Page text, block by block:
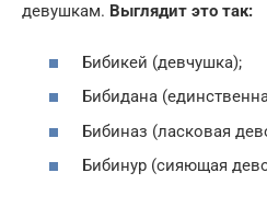
девушкам. Выглядит это так:
Бибикей (девчушка);
Бибидана
Бибиназ (ласковая
Бибинур (сияющая